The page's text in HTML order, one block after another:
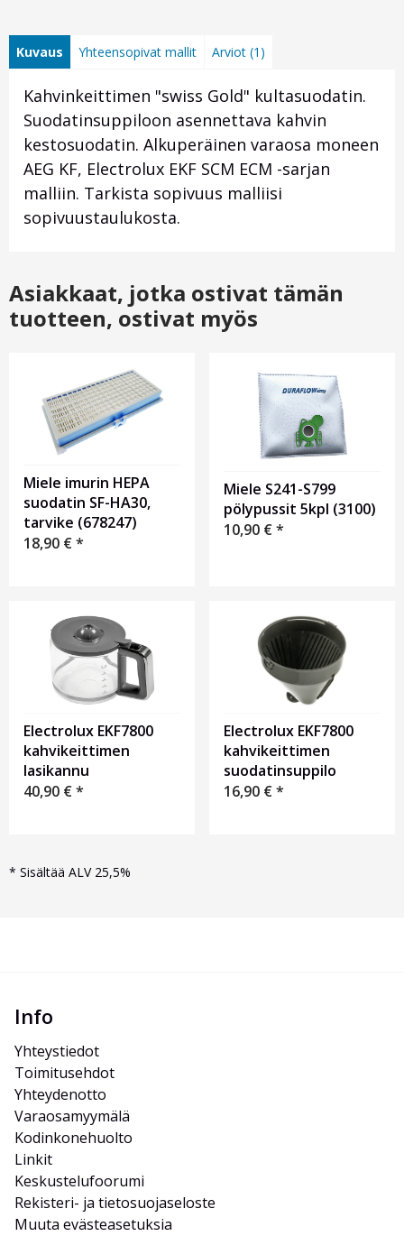
Kuvaus Yhteensopivat mallit Arviot (1)
Kahvinkeittimen "swiss Gold" kultasuodatin.
Suodatinsuppiloon asennettava kahvin
kestosuodatin. Alkuperäinen varaosa moneen
AEG KF, Electrolux EKF SCM ECM -sarjan
malliin. Tarkista sopivuus malliisi
sopivuustaulukosta.
Asiakkaat, jotka ostivat tämän
tuotteen, ostivat myös
Miele imurin HEPA
suodatin SF-HA30,
tarvike (678247)
18,90 €*
Miele S241-S799
pölypussit 5kpl (3100)
10,90 €*
Electrolux EKF7800
kahvikeittimen
lasikannu
40,90 €*
Electrolux EKF7800
kahvikeittimen
suodatinsuppilo
16,90 €*
* Sisältää ALV 25,5%
Info
Yhteystiedot
Toimitusehdot
Yhteydenotto
Varaosamyymälä
Kodinkonehuolto
Linkit
Keskustelufoorumi
Rekisteri- ja tietosuojaseloste
Muuta evästeasetuksia